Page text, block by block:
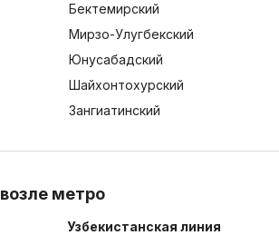
Бектемирский
Мирзо-Улугбекский
Юнусабадский
Шайхонтохурский
Зангиатинский
метро
Узбекистанская линия